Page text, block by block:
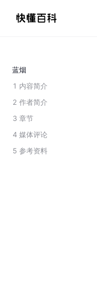
蓝烟
1 内容简介
2 作者简介
3 章节
4 媒体评论
5 参考资料